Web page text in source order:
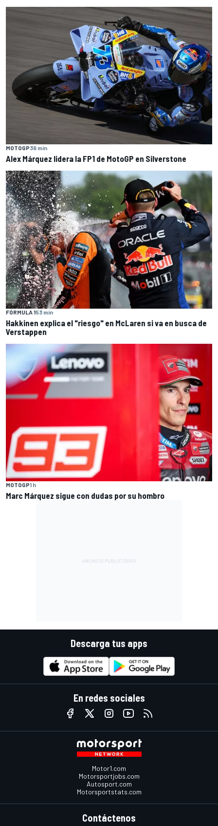
MOTOGP36 min
Alex Márquez lidera la FP1 de MotoGP en Silverstone
FÓRMULA 153 min
Hakkinen explica el "riesgo" en McLaren si va en busca de
Verstappen
MOTOGP1 h
Marc Márquez sigue con dudas por su hombro
Descarga tus apps
En redes sociales
Motor1.com
Motorsportjobs.com
Autosport.com
Motorsportstats.com
Contáctenos